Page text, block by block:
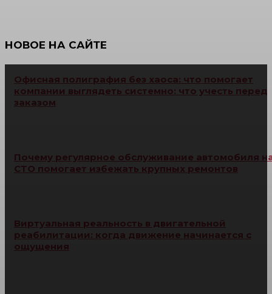
НОВОЕ НА САЙТЕ
Офисная полиграфия без хаоса: что помогает
компании выглядеть системно: что учесть перед
заказом
Почему регулярное обслуживание автомобиля
СТО помогает избежать крупных ремонтов
Виртуальная реальность в двигательной
реабилитации: когда движение начинается с
ощущения